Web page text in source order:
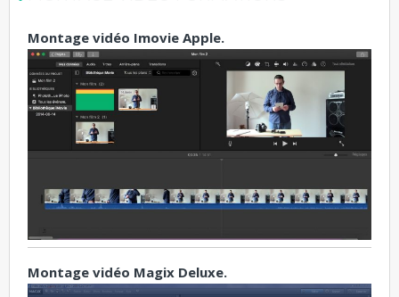
Montage vidéo Imovie Apple.
Montage vidéo Magix Deluxe.